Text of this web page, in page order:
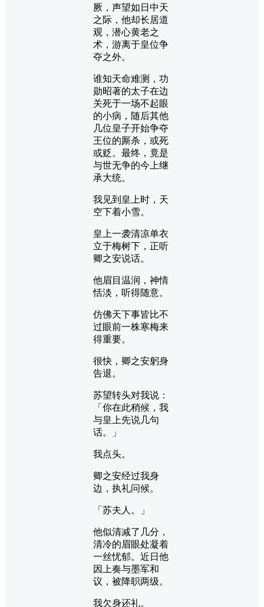
厥，声望如日中天
之际，他却长居道
观，潜心黄老之
术，游离于皇位争
夺之外。
谁知天命难测，功
勋昭著的太子在边
关死于一场不起眼
的小病，随后其他
几位皇子开始争夺
王位的厮杀，或死
或贬。最终，竟是
与世无争的今上继
承大统。
我见到皇上时，天
空下着小雪。
皇上一袭清凉单衣
立于梅树下，正听
卿之安说话。
他眉目温润，神情
恬淡，听得随意。
仿佛天下事皆比不
过眼前一株寒梅来
得重要。
很快，卿之安躬身
告退。
苏望转头对我说：
「你在此稍候，我
与皇上先说几句
话。」
我点头。
卿之安经过我身
边，执礼问候。
「苏夫人。」
他似清减了几分，
清冷的眉眼处凝着
一丝忧郁。近日他
因上奏与墨军和
议，被降职两级。
我欠身还礼。